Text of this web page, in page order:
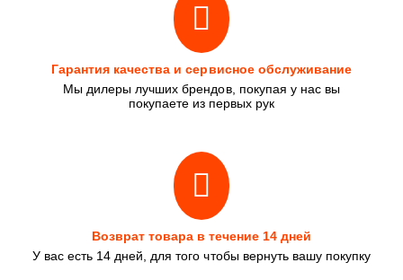
Гарантия качества и сервисное обслуживание
Мы дилеры лучших брендов, покупая у нас вы
покупаете из первых рук
Возврат товара в течение 14 дней
У вас есть 14 дней, для того чтобы вернуть вашу покупку